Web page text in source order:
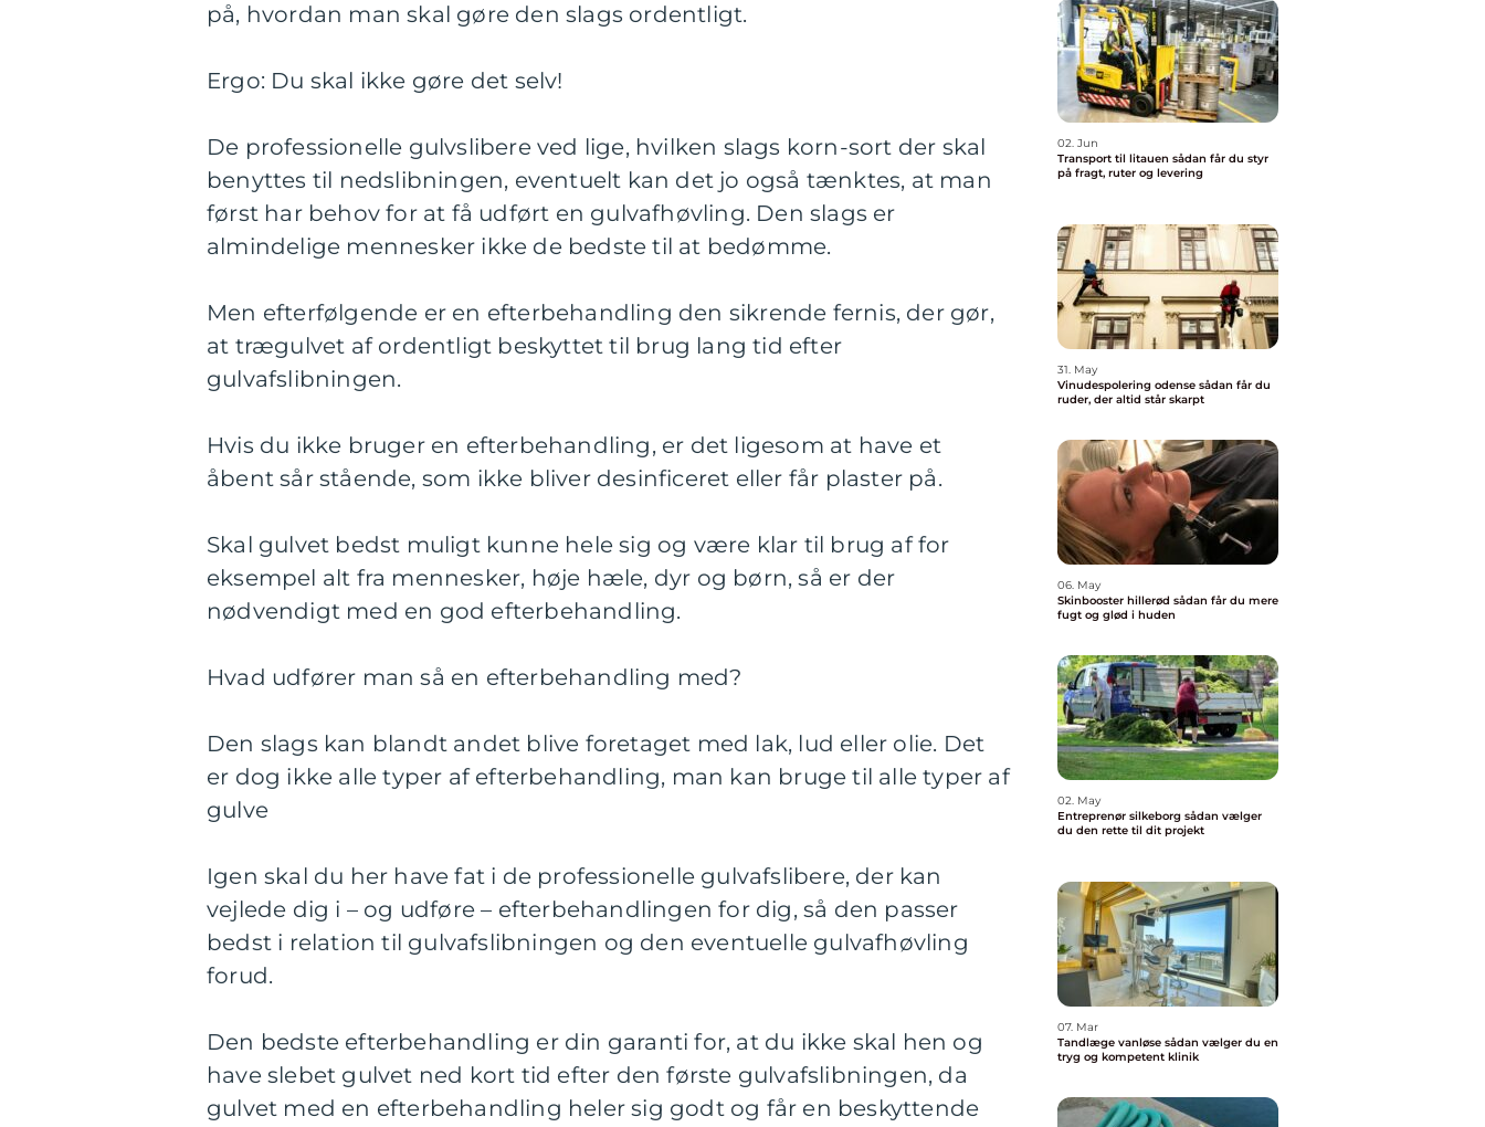
på, hvordan man skal gøre den slags ordentligt.
Ergo: Du skal ikke gøre det selv!
De professionelle gulvslibere ved lige, hvilken slags korn-sort der skal
benyttes til nedslibningen, eventuelt kan det jo også tænktes, at man
først har behov for at få udført en gulvafhøvling. Den slags er
almindelige mennesker ikke de bedste til at bedømme.
Men efterfølgende er en efterbehandling den sikrende fernis, der gør,
at trægulvet af ordentligt beskyttet til brug lang tid efter
gulvafslibningen.
Hvis du ikke bruger en efterbehandling, er det ligesom at have et
åbent sår stående, som ikke bliver desinficeret eller får plaster på.
Skal gulvet bedst muligt kunne hele sig og være klar til brug af for
eksempel alt fra mennesker, høje hæle, dyr og børn, så er der
nødvendigt med en god efterbehandling.
Hvad udfører man så en efterbehandling med?
Den slags kan blandt andet blive foretaget med lak, lud eller olie. Det
er dog ikke alle typer af efterbehandling, man kan bruge til alle typer af
gulve
Igen skal du her have fat i de professionelle gulvafslibere, der kan
vejlede dig i – og udføre – efterbehandlingen for dig, så den passer
bedst i relation til gulvafslibningen og den eventuelle gulvafhøvling
forud.
Den bedste efterbehandling er din garanti for, at du ikke skal hen og
have slebet gulvet ned kort tid efter den første gulvafslibningen, da
gulvet med en efterbehandling heler sig godt og får en beskyttende
02. Jun
Transport til litauen sådan får du styr
på fragt, ruter og levering
31. May
Vinudespolering odense sådan får du
ruder, der altid står skarpt
06. May
Skinbooster hillerød sådan får du mere
fugt og glød i huden
02. May
Entreprenør silkeborg sådan vælger
du den rette til dit projekt
07. Mar
Tandlæge vanløse sådan vælger du en
tryg og kompetent klinik